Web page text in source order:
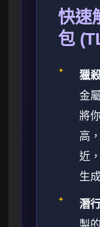
快速
包
✦ 獵
金
將
高
近
生
✦ 潛